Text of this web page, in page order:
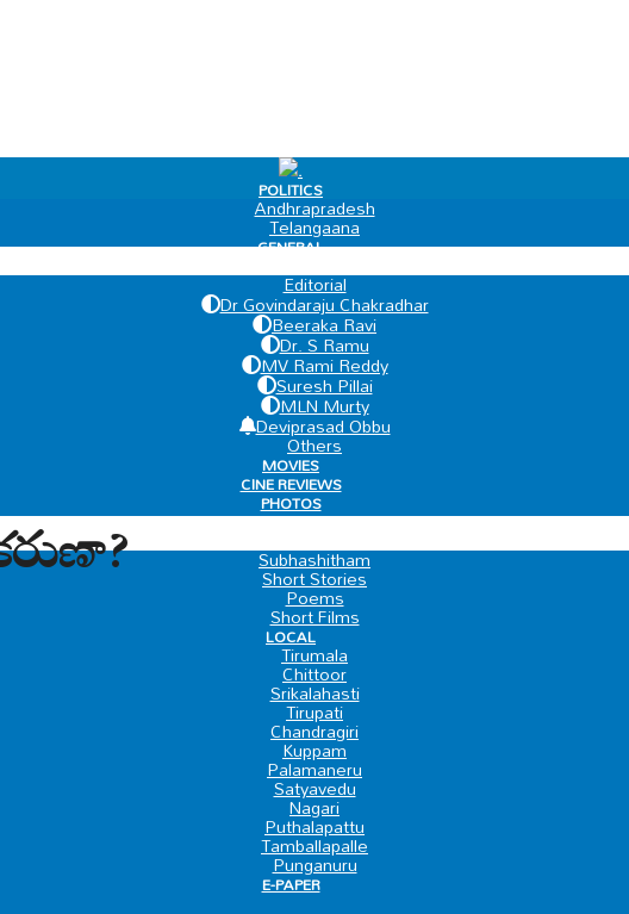
.
POLITICS
Andhrapradesh
Telangaana
GENERAL
Editorial
Dr Govindaraju Chakradhar
Beeraka Ravi
Dr. S Ramu
MV Rami Reddy
Suresh Pillai
MLN Murty
Deviprasad Obbu
Others
MOVIES
CINE REVIEWS
PHOTOS
VIDEOS
Subhashitham
Short Stories
Poems
Short Films
LOCAL
Tirumala
Chittoor
Srikalahasti
Tirupati
Chandragiri
Kuppam
Palamaneru
Satyavedu
Nagari
Puthalapattu
Tamballapalle
Punganuru
E-PAPER